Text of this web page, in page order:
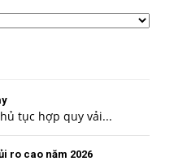
tục hợp quy vải...
ro cao năm 2026